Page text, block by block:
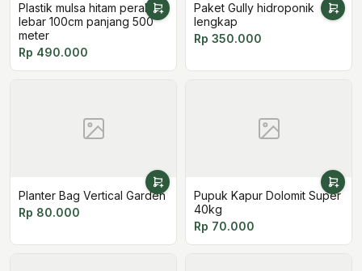
Plastik mulsa hitam perak
lebar 100cm panjang 500
meter
Rp 490.000
Paket Gully hidroponik
lengkap
Rp 350.000
Planter Bag Vertical Garden
Rp 80.000
Pupuk Kapur Dolomit Super
40kg
Rp 70.000